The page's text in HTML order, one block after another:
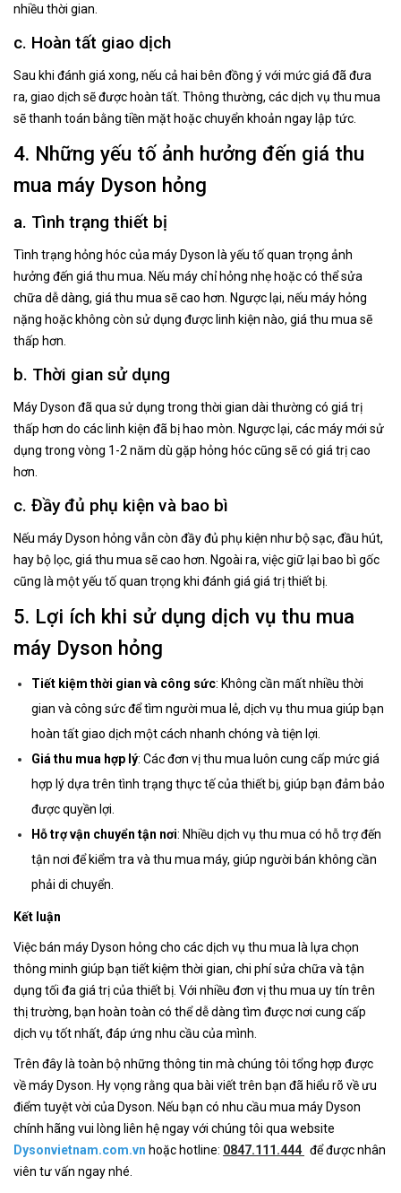
nhiều thời gian.
c. Hoàn tất giao dịch
Sau khi đánh giá xong, nếu cả hai bên đồng ý với mức giá đã đưa
ra, giao dịch sẽ được hoàn tất. Thông thường, các dịch vụ thu mua
sẽ thanh toán bằng tiền mặt hoặc chuyển khoản ngay lập tức.
4. Những yếu tố ảnh hưởng đến giá thu
mua máy Dyson hỏng
a. Tình trạng thiết bị
Tình trạng hỏng hóc của máy Dyson là yếu tố quan trọng ảnh
hưởng đến giá thu mua. Nếu máy chỉ hỏng nhẹ hoặc có thể sửa
chữa dễ dàng, giá thu mua sẽ cao hơn. Ngược lại, nếu máy hỏng
nặng hoặc không còn sử dụng được linh kiện nào, giá thu mua sẽ
thấp hơn.
b. Thời gian sử dụng
Máy Dyson đã qua sử dụng trong thời gian dài thường có giá trị
thấp hơn do các linh kiện đã bị hao mòn. Ngược lại, các máy mới sử
dụng trong vòng 1-2 năm dù gặp hỏng hóc cũng sẽ có giá trị cao
hơn.
c. Đầy đủ phụ kiện và bao bì
Nếu máy Dyson hỏng vẫn còn đầy đủ phụ kiện như bộ sạc, đầu hút,
hay bộ lọc, giá thu mua sẽ cao hơn. Ngoài ra, việc giữ lại bao bì gốc
cũng là một yếu tố quan trọng khi đánh giá giá trị thiết bị.
5. Lợi ích khi sử dụng dịch vụ thu mua
máy Dyson hỏng
Tiết kiệm thời gian và công sức: Không cần mất nhiều thời
gian và công sức để tìm người mua lẻ, dịch vụ thu mua giúp bạn
hoàn tất giao dịch một cách nhanh chóng và tiện lợi.
Giá thu mua hợp lý: Các đơn vị thu mua luôn cung cấp mức giá
hợp lý dựa trên tình trạng thực tế của thiết bị, giúp bạn đảm bảo
được quyền lợi.
Hỗ trợ vận chuyển tận nơi: Nhiều dịch vụ thu mua có hỗ trợ đến
tận nơi để kiểm tra và thu mua máy, giúp người bán không cần
phải di chuyển.
Kết luận
Việc bán máy Dyson hỏng cho các dịch vụ thu mua là lựa chọn
thông minh giúp bạn tiết kiệm thời gian, chi phí sửa chữa và tận
dụng tối đa giá trị của thiết bị. Với nhiều đơn vị thu mua uy tín trên
thị trường, bạn hoàn toàn có thể dễ dàng tìm được nơi cung cấp
dịch vụ tốt nhất, đáp ứng nhu cầu của mình.
Trên đây là toàn bộ những thông tin mà chúng tôi tổng hợp được
về máy Dyson. Hy vọng rằng qua bài viết trên bạn đã hiểu rõ về ưu
điểm tuyệt vời của Dyson. Nếu bạn có nhu cầu mua máy Dyson
chính hãng vui lòng liên hệ ngay với chúng tôi qua website
Dysonvietnam.com.vn hoặc hotline: 0847.111.444 để được nhân
viên tư vấn ngay nhé.